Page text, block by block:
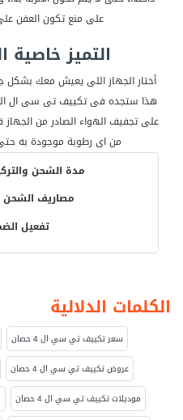
على منع تكون العفن
التميز
أختار الجهاز اللى يعيش معك
هذا ستجده فى تكييف تى سى ال
على تجفيف الهواء الصادر من
من اى رطوبة موجودة به
مدة الشحن
مصاريف الشحن
تفعيل
الكلمات الدلالية
سعر تكييف تي سي ال 4 حصان
عروض تكييف تي سي ال 4 حصان
موديلات تكييف تي سي ال 4 حصان